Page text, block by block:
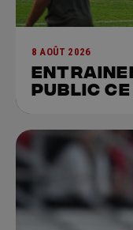
8 AOÛT 2026
public ce